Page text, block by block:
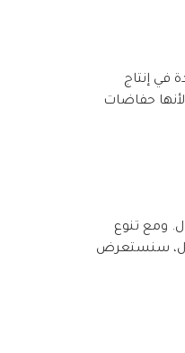
في إنتاج
حفاضات
ومع تنوع
سنستعرض